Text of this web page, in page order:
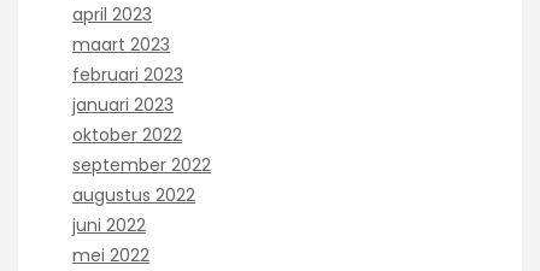
april 2023
maart 2023
februari 2023
januari 2023
oktober 2022
september 2022
augustus 2022
juni 2022
mei 2022